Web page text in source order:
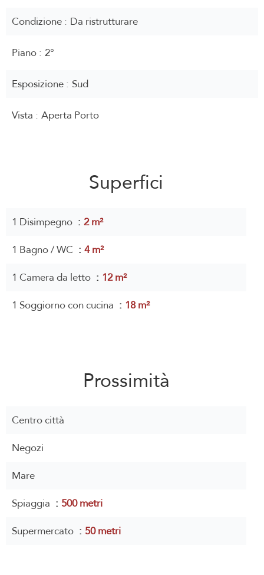
Condizione Da ristrutturare
Piano 2°
Esposizione Sud
Vista Aperta Porto
Superfici
1 Disimpegno
2 m²
1 Bagno / WC
4 m²
1 Camera da letto
12 m²
1 Soggiorno con cucina
18 m²
Prossimità
Centro città
Negozi
Mare
Spiaggia
500 metri
Supermercato
50 metri